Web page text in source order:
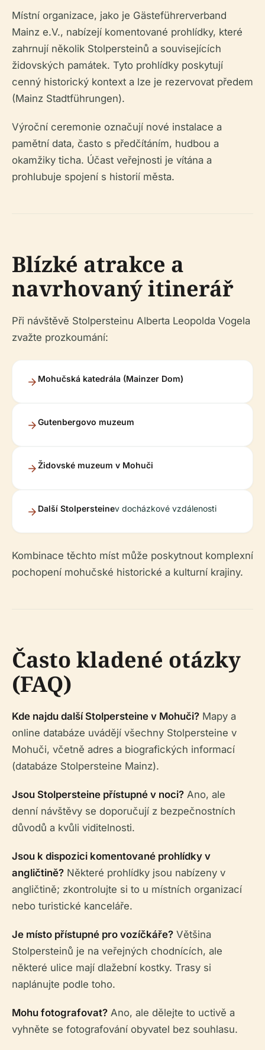
Místní organizace, jako je Gästeführerverband
Mainz e.V., nabízejí komentované prohlídky, které
zahrnují několik Stolpersteinů a souvisejících
židovských památek. Tyto prohlídky poskytují
cenný historický kontext a lze je rezervovat předem
(Mainz Stadtführungen).
Výroční ceremonie označují nové instalace a
pamětní data, často s předčítáním, hudbou a
okamžiky ticha. Účast veřejnosti je vítána a
prohlubuje spojení s historií města.
Blízké atrakce a
navrhovaný itinerář
Při návštěvě Stolpersteinu Alberta Leopolda Vogela
zvažte prozkoumání:
Mohučská katedrála (Mainzer Dom)
Gutenbergovo muzeum
Židovské muzeum v Mohuči
Další Stolpersteinev docházkové vzdálenosti
Kombinace těchto míst může poskytnout komplexní
pochopení mohučské historické a kulturní krajiny.
Často kladené otázky
(FAQ)
Kde najdu další Stolpersteine v Mohuči? Mapy a
online databáze uvádějí všechny Stolpersteine v
Mohuči, včetně adres a biografických informací
(databáze Stolpersteine Mainz).
Jsou Stolpersteine přístupné v noci? Ano, ale
denní návštěvy se doporučují z bezpečnostních
důvodů a kvůli viditelnosti.
Jsou k dispozici komentované prohlídky v
angličtině? Některé prohlídky jsou nabízeny v
angličtině; zkontrolujte si to u místních organizací
nebo turistické kanceláře.
Je místo přístupné pro vozíčkáře? Většina
Stolpersteinů je na veřejných chodnících, ale
některé ulice mají dlažební kostky. Trasy si
naplánujte podle toho.
Mohu fotografovat? Ano, ale dělejte to uctivě a
vyhněte se fotografování obyvatel bez souhlasu.